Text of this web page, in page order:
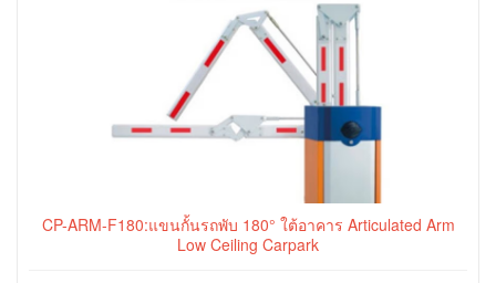
CP-ARM-F180:แขนกั้นรถพับ 180° ใต้อาคาร Articulated Arm
Low Ceiling Carpark